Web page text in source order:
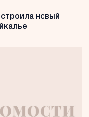
новый